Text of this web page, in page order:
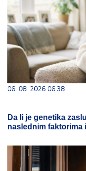
06. 08. 2026 06:38
Da li je genetika
naslednim